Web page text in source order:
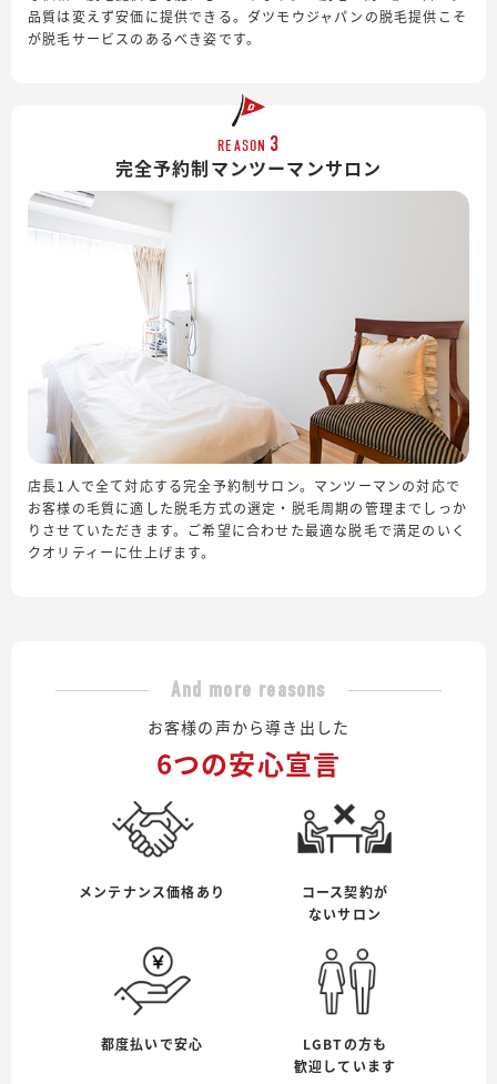
品質は変えず安価に提供できる。ダツモウジャパンの脱毛提供こそ
が脱毛サービスのあるべき姿です。
REASON 3
完全予約制マンツーマンサロン
店長1人で全て対応する完全予約制サロン。マンツーマンの対応で
お客様の毛質に適した脱毛方式の選定・脱毛周期の管理までしっか
りさせていただきます。ご希望に合わせた最適な脱毛で満足のいく
クオリティーに仕上げます。
And more reasons
お客様の声から導き出した
6つの安心宣言
メンテナンス価格あり
コース契約が
ないサロン
都度払いで安心
LGBTの方も
歓迎しています